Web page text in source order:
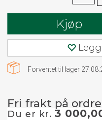
Kjøp
Forventet til lager
Fri frakt på
Du er kr. 3